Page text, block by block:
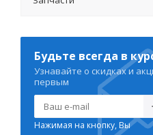
Будьте всегда в
Узнавайте о скидках и
первым
Нажимая на кнопку, Вы